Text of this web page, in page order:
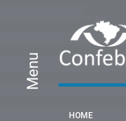
Menu
HOME